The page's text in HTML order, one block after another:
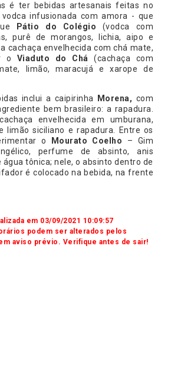
é ter bebidas artesanais feitas no
vodca infusionada com amora - que
Pátio do Colégio (vodca com
purê de morangos, lichia, aipo e
cachaça envelhecida com chá mate,
o Viaduto do Chá (cachaça com
limão, maracujá e xarope de
inclui a caipirinha
Morena, com
bem brasileiro: a rapadura.
envelhecida em umburana,
limão siciliano e rapadura. Entre os
o
Mourato Coelho – Gim
perfume de absinto, anis
tônica; nele, o absinto dentro de
é colocado na bebida, na frente
em 03/09/2021 10:09:57
podem ser alterados pelos
aviso prévio. Verifique antes de sair!